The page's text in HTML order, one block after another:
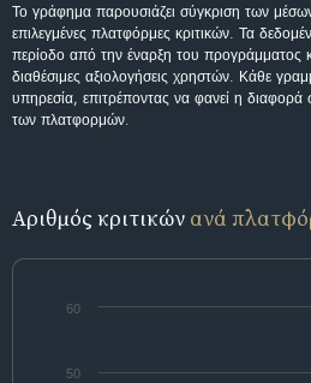
Το γράφημα παρουσιάζει σύγκριση των
επιλεγμένες πλατφόρμες κριτικών. Τα
περίοδο από την έναρξη του προγράμματος
διαθέσιμες αξιολογήσεις χρηστών. Κάθε
υπηρεσία, επιτρέποντας να φανεί η διαφορά
των πλατφορμών.
Αριθμός κριτικών ανά
50
60